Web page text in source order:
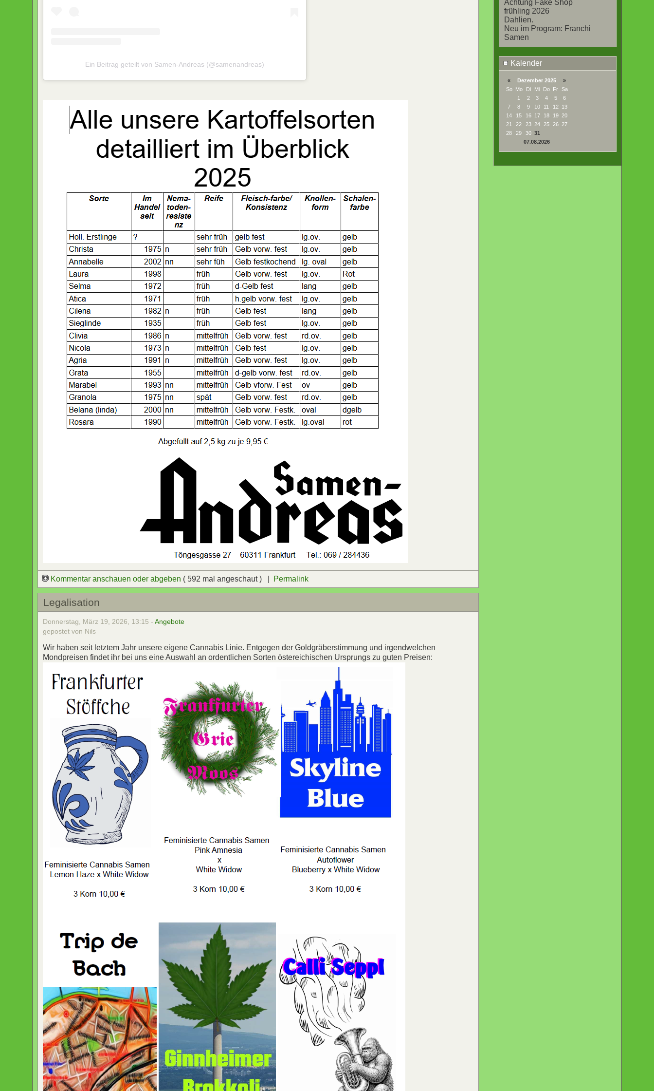
Achtung Fake Shop
frühling 2026
Dahlien.
Neu im Program: Franchi
Samen
Kalender
« Dezember 2025
»
So Mo Di Mi Do Fr Sa
1
2 3 4 5
6
7
8 9 10 11 12 13
14
15 16 17 18 19 20
21
22 23 24 25 26 27
28
29 30 31
07.08.2026
Ein Beitrag geteilt von Samen-Andreas (@samenandreas)
Kommentar anschauen oder abgeben ( 592 mal angeschaut ) | Permalink
Legalisation
Donnerstag, März 19, 2026, 13:15 -Angebote
gepostet von Nils
Wir haben seit letztem Jahr unsere eigene Cannabis Linie. Entgegen der Goldgräberstimmung und irgendwelchen
Mondpreisen findet ihr bei uns eine Auswahl an ordentlichen Sorten östereichischen Ursprungs zu guten Preisen: